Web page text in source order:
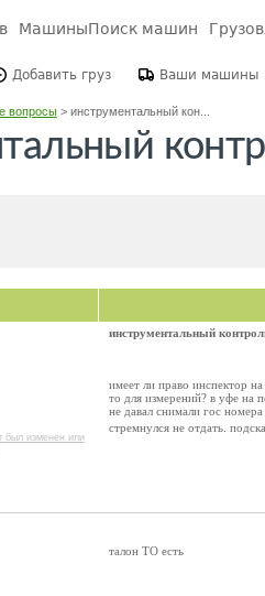
МашиныПоиск машин
Добавить груз Ваши машины
вопросы> инструментальный кон...
был изменен или
инструментальный
имеет ли право инспектор
то для измерений? в уфе на
не давал снимали гос номера
стремнулся не отдать.
талон ТО есть